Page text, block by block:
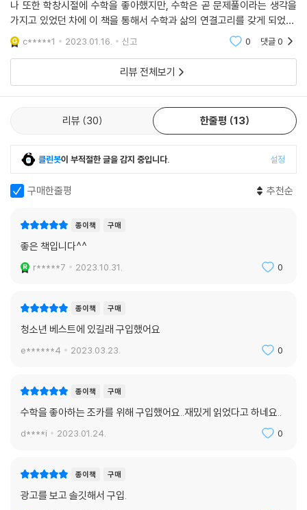
수학의 난제들과 씨름하는 세계적인 수학자는 어떻게 수학을 공부할까?
김민형 교수가 수학 클럽 학생들에게 밝히는 팁은 의외로 간단하다. 도무
지 모르겠는 것은 그냥 넘기라고, 전부 이해하려고 하지 말라고 한다. 일례
로, 피타고라스 정리를 맞닥뜨린 학생들에게 김민형 교수는 이렇게 이야기
느끼면 됩니다.” 이라는, 마치 암호와도 같은 피타고라스 정리를 느끼라니
어린 시절에 어떤 말을 처음 배울 때 무슨 뜻인지 잘 모르는 상태에서 먼저
써 보면서 용법을 익혔듯이 수학도 마찬가지 방식으로 접근해 보라는 조언
이다. 그리하여 학생들은 아직 피타고라스 정리가 뭔지는 잘 모르겠지만
이것저것 숫자들을 넣어 연습해 보면서 피타고라스 정리로 무엇을 할 수
이 얼마나 대단한 일인지, 수학의 역사에서 피타고라스 정리가 어떤 의미
를 갖는지까지 알게 된다.
이런 식으로 위상수학, 페르마의 마지막 정리, 나머지 연산 등 이름만으로
느샌가 뭔가 알 것 같은 느낌이 든다. 일부러 교과 과정을 따르려 하진 않았
지만, 김민형 교수의 수업을 듣다 보면 중학 수학에서 다루는 소인수 분해,
도형, 일차함수, 이차방정식, 제곱근까지 기본 개념이 자연스럽게 학습되
이 책을 읽으면 수학이 정말 재밌어질까? 궁금증이 일어나는 순간 당신은
이미 김민형 교수의 초대장을 받을 준비가 된 것이다. 암기와 문제의 부담
은 잊고 일단 수학 클럽에 몸을 맡겨 보길. “어서 오세요, 이야기 수학 클럽
나 또한 학창시절에 수학을 좋아했지만, 수학은 곧 문제풀이라는 생각을
가지고 있었던 차에 이 책을 통해서 수학과 삶의 연결고리를 갖게 되었다.
실생활 수학, 수학적 접근이라는 말은 많이 들어보았는데 이 책에서 수학
이론을 먼
c*****1 2023.01.16. 신고 0 댓글0
리뷰 전체보기
리뷰 30 한줄평 13
클린봇이 부적절한 글을 감지 중입니다. 설정
구매한줄평 추천순
종이책 구매
좋은 책입니다^^
r*****7 2023.10.31. 0
종이책 구매
청소년 베스트에 있길래 구입했어요
e******4 2023.03.23. 0
종이책 구매
수학을 좋아하는 조카를 위해 구입했어요..재밌게 읽었다고 하네요..
d****i 2023.01.24. 0
종이책 구매
광고를 보고 솔깃해서 구입.